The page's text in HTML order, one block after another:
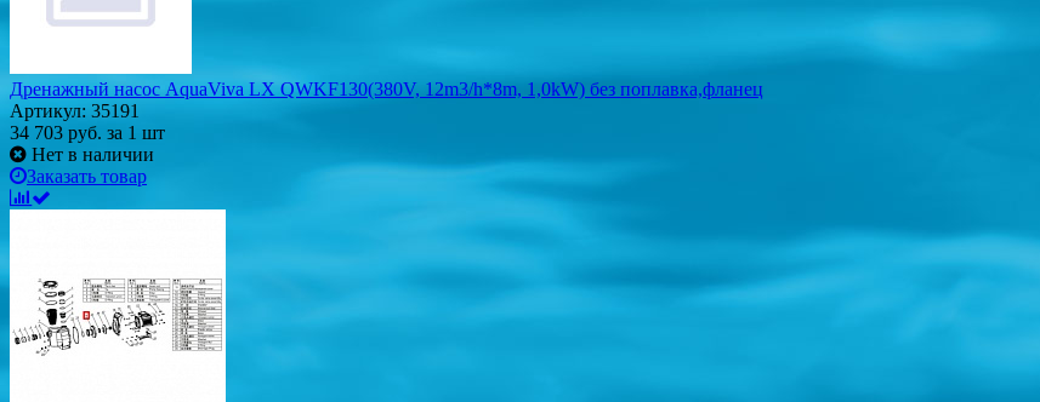
Дренажный насос AquaViva LX QWKF130(380V, 12m3/h*8m, 1,0kW) без поплавка,фланец
Артикул: 35191
34 703 руб. за 1 шт
Нет в наличии
Заказать товар